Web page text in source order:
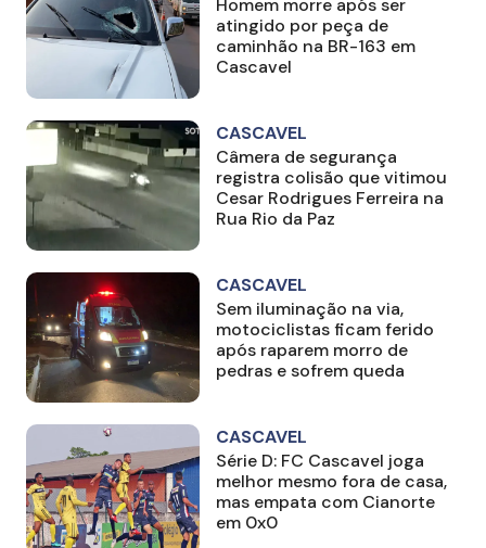
atingido por peça de
caminhão na BR-163 em
Cascavel
CASCAVEL
Câmera de segurança
registra colisão que vitimou
Cesar Rodrigues Ferreira na
Rua Rio da Paz
CASCAVEL
Sem iluminação na via,
motociclistas ficam ferido
após raparem morro de
pedras e sofrem queda
CASCAVEL
Série D: FC Cascavel joga
melhor mesmo fora de casa,
mas empata com Cianorte
em 0x0